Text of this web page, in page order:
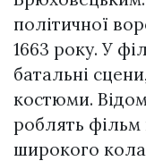
політичної
1663 року. У
батальні
костюми.
роблять
широкого кола